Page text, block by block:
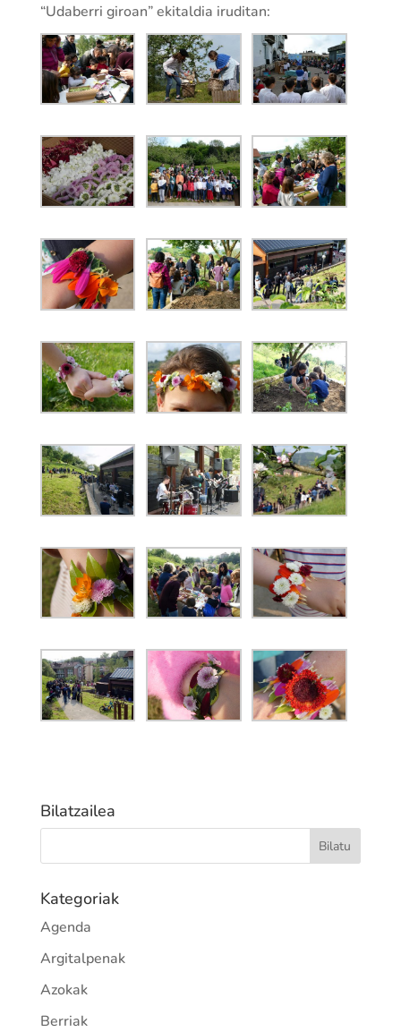
“Udaberri giroan” ekitaldia iruditan:
Bilatzailea
Kategoriak
Agenda
Argitalpenak
Azokak
Berriak